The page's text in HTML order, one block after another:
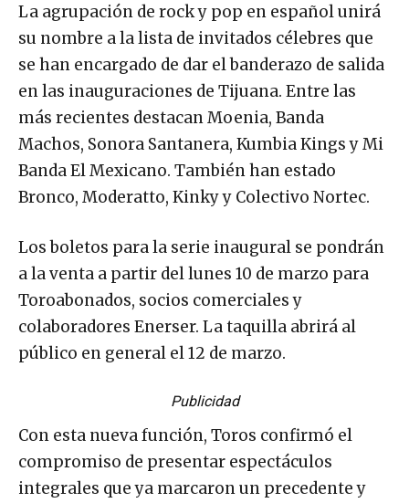
La agrupación de rock y pop en español unirá
su nombre a la lista de invitados célebres que
se han encargado de dar el banderazo de salida
en las inauguraciones de Tijuana. Entre las
más recientes destacan Moenia, Banda
Machos, Sonora Santanera, Kumbia Kings y Mi
Banda El Mexicano. También han estado
Bronco, Moderatto, Kinky y Colectivo Nortec.
Los boletos para la serie inaugural se pondrán
a la venta a partir del lunes 10 de marzo para
Toroabonados, socios comerciales y
colaboradores Enerser. La taquilla abrirá al
público en general el 12 de marzo.
Publicidad
Con esta nueva función, Toros confirmó el
compromiso de presentar espectáculos
integrales que ya marcaron un precedente y